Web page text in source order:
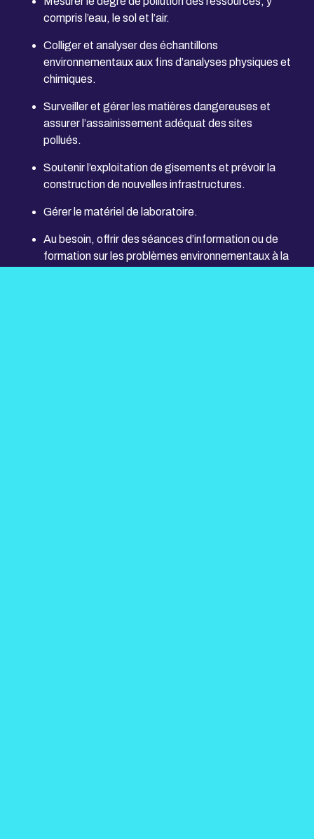
compris l’eau, le sol et l’air.
Colliger et analyser des échantillons
environnementaux aux fins d’analyses physiques et
chimiques.
Surveiller et gérer les matières dangereuses et
assurer l’assainissement adéquat des sites
pollués.
Soutenir l’exploitation de gisements et prévoir la
construction de nouvelles infrastructures.
Gérer le matériel de laboratoire.
Au besoin, offrir des séances d’information ou de
formation sur les problèmes environnementaux à la